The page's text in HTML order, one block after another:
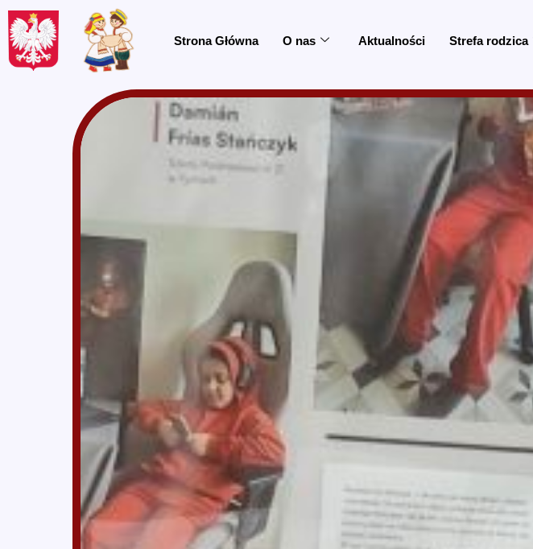
treści
Strona Główna O nas Aktualności Strefa rodzica